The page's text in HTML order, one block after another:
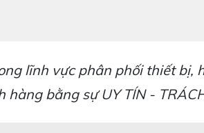
lĩnh vực phân phối thiết
bằng sự UY TÍN -